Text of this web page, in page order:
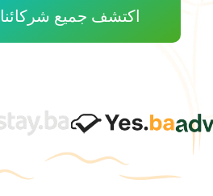
اكتشف جميع شركائنا